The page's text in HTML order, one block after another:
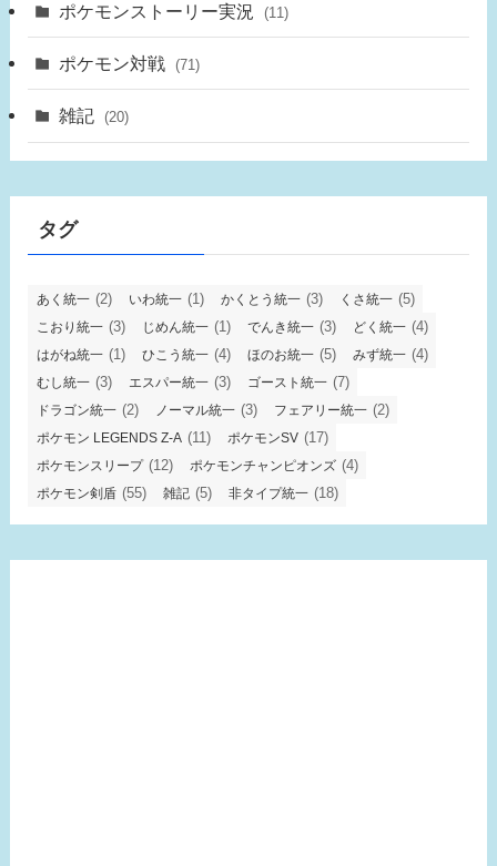
ポケモンストーリー実況 (11)
ポケモン対戦 (71)
雑記 (20)
タグ
あく統一 (2) いわ統一 (1) かくとう統一 (3) くさ統一 (5)
こおり統一 (3) じめん統一 (1) でんき統一 (3) どく統一 (4)
はがね統一 (1) ひこう統一 (4) ほのお統一 (5) みず統一 (4)
むし統一 (3) エスパー統一 (3) ゴースト統一 (7)
ドラゴン統一 (2) ノーマル統一 (3) フェアリー統一 (2)
ポケモン LEGENDS Z-A (11) ポケモンSV (17)
ポケモンスリープ(12) ポケモンチャンピオンズ (4)
ポケモン剣盾 (55) 雑記 (5) 非タイプ統一 (18)